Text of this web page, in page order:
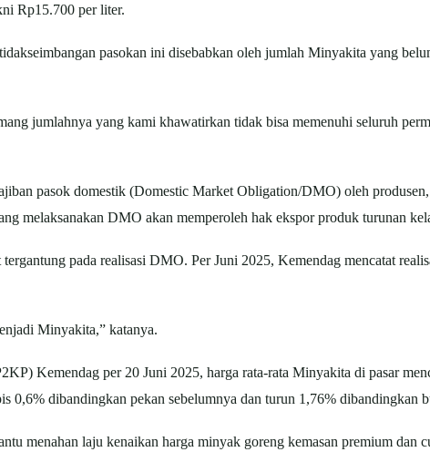
Rp15.700 per liter.
pasokan ini disebabkan oleh jumlah Minyakita yang
jumlahnya yang kami khawatirkan tidak bisa memenuhi seluruh
pasok domestik (Domestic Market Obligation/DMO) oleh
melaksanakan DMO akan memperoleh hak ekspor produk turunan
pada realisasi DMO. Per Juni 2025, Kemendag mencatat
Minyakita,” katanya.
Kemendag per 20 Juni 2025, harga rata-rata Minyakita di pasar
0,6% dibandingkan pekan sebelumnya dan turun 1,76% dibandingkan
menahan laju kenaikan harga minyak goreng kemasan premium dan